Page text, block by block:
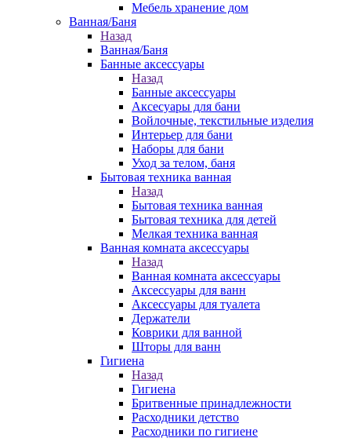
Мебель хранение дом
Ванная/Баня
Назад
Ванная/Баня
Банные аксессуары
Назад
Банные аксессуары
Аксесуары для бани
Войлочные, текстильные изделия
Интерьер для бани
Наборы для бани
Уход за телом, баня
Бытовая техника ванная
Назад
Бытовая техника ванная
Бытовая техника для детей
Мелкая техника ванная
Ванная комната аксессуары
Назад
Ванная комната аксессуары
Аксессуары для ванн
Аксессуары для туалета
Держатели
Коврики для ванной
Шторы для ванн
Гигиена
Назад
Гигиена
Бритвенные принадлежности
Расходники детство
Расходники по гигиене